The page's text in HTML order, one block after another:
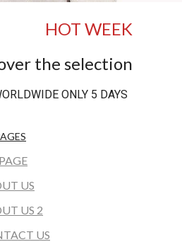
HOT WEEK
the selection
ONLY 5 DAYS
US
US 2
US